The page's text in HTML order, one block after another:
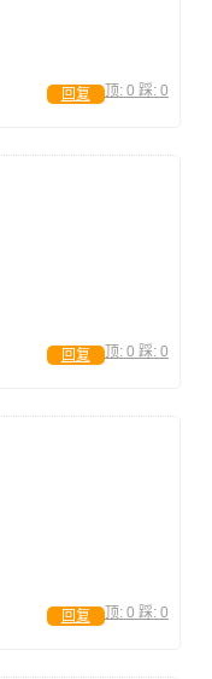
顶: 0 踩: 0
回复
顶: 0 踩: 0
回复
顶: 0 踩: 0
回复